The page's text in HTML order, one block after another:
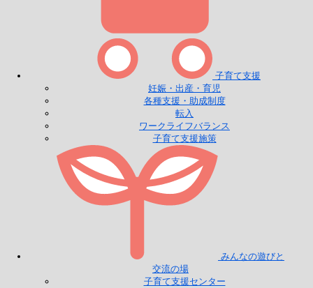
子育て支援
妊娠・出産・育児
各種支援・助成制度
転入
ワークライフバランス
子育て支援施策
みんなの遊びと
交流の場
子育て支援センター